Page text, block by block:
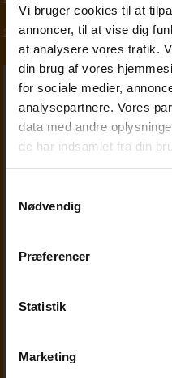
Vi bruger cookies til at
annoncer, til at vise dig
at analysere vores trafik.
din brug af vores
for sociale medier,
analysepartnere. Vores
data med andre
de har indsamlet fra din
Nødvendig
Præferencer
Statistik
Marketing
Skat, moms og afgifter